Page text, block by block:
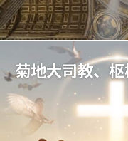
菊地大司教、